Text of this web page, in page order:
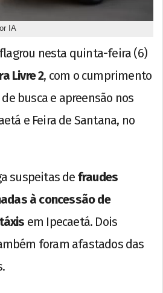
IA
nesta quinta-feira (6)
Livre 2, com o cumprimento
busca e apreensão nos
e Feira de Santana, no
suspeitas de fraudes
à concessão de
em Ipecaetá. Dois
foram afastados das